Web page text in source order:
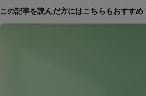
この記事を読んだ方にはこちらもおすすめ